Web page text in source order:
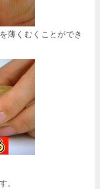
薄くむくことができ
。